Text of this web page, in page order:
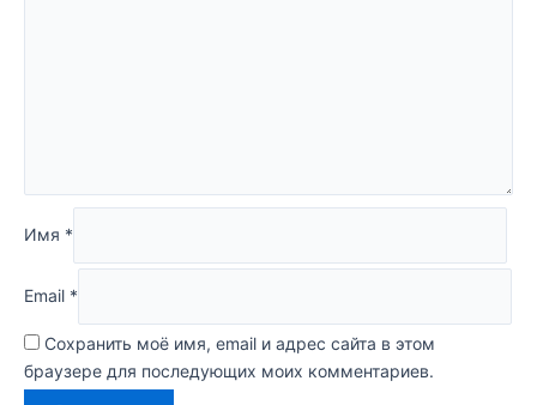
Имя *
Email *
Сохранить моё имя, email и адрес сайта в этом
браузере для последующих моих комментариев.